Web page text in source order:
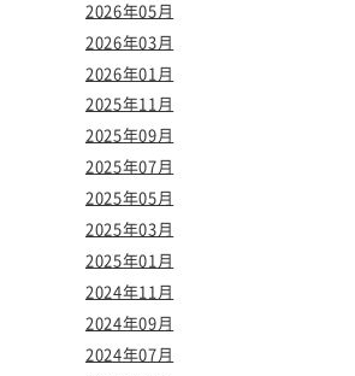
2026年05月
2026年03月
2026年01月
2025年11月
2025年09月
2025年07月
2025年05月
2025年03月
2025年01月
2024年11月
2024年09月
2024年07月